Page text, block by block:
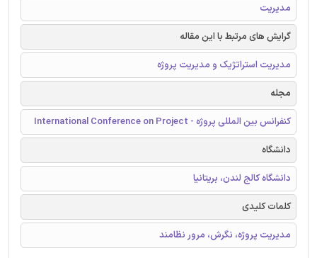
مدیریت
گرایش های مرتبط با این مقاله
مدیریت استراتژیک و مدیریت پروژه
مجله
کنفرانس بین المللی پروژه - International Conference on Project
دانشگاه
دانشگاه کالج لندن، بریتانیا
کلمات کلیدی
مدیریت پروژه، نگرش، مرور نظامند